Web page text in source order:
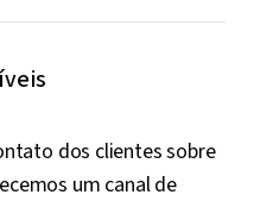
dos clientes sobre
um canal de